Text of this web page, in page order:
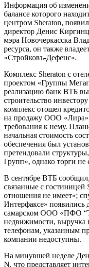
Информация об
балансе которого
центром Sheraton,
директор Денис
мэра Новочеркасска
ресурса, он также
«Стройковъ-Дефенс».
Комплекс Sheraton c
проектом «Группы
реализацию банк ВТБ
строительство
комплекс отошел
на продажу ООО «Лира»,
требования к нему.
начальная стоимость
обеспечения был
претендовали
Групп», однако торги не
В сентябре ВТБ
связанные с гостиницей
отношения не имеет»;
Интерфаксе»
самарском ООО «ПФО
недвижимости,
телефонам, указанным
компании недоступны.
На минувшей неделе
N, что представляет